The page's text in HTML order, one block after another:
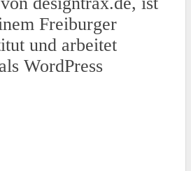
Freiburger
und arbeitet
WordPress